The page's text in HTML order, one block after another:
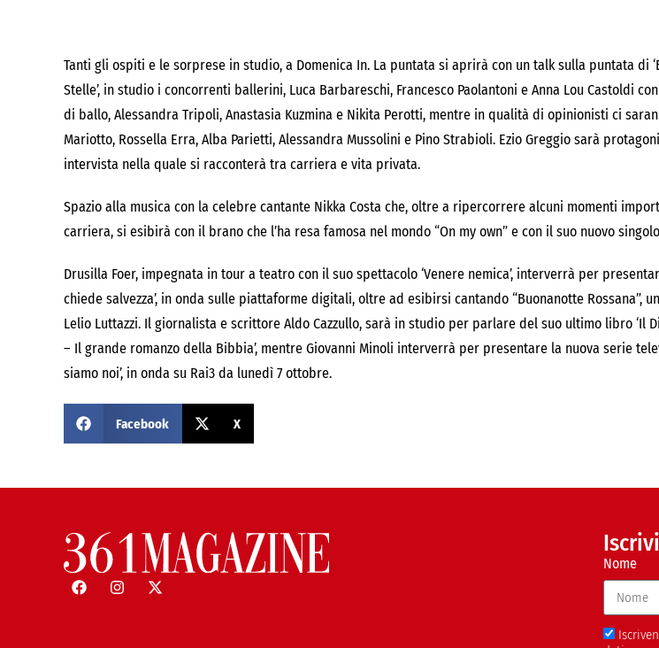
Tanti gli ospiti e le sorprese in studio, a Domenica In. La puntata si aprirà con un talk sulla puntata di
Stelle’, in studio i concorrenti ballerini, Luca Barbareschi, Francesco Paolantoni e Anna Lou Castoldi
di ballo, Alessandra Tripoli, Anastasia Kuzmina e Nikita Perotti, mentre in qualità di opinionisti ci
Mariotto, Rossella Erra, Alba Parietti, Alessandra Mussolini e Pino Strabioli. Ezio Greggio sarà
intervista nella quale si racconterà tra carriera e vita privata.
Spazio alla musica con la celebre cantante Nikka Costa che, oltre a ripercorrere alcuni momenti
carriera, si esibirà con il brano che l’ha resa famosa nel mondo “On my own” e con il suo nuovo singolo
Drusilla Foer, impegnata in tour a teatro con il suo spettacolo ‘Venere nemica’, interverrà per
chiede salvezza’, in onda sulle piattaforme digitali, oltre ad esibirsi cantando “Buonanotte Rossana”,
Lelio Luttazzi. Il giornalista e scrittore Aldo Cazzullo, sarà in studio per parlare del suo ultimo libro ‘Il
– Il grande romanzo della Bibbia’, mentre Giovanni Minoli interverrà per presentare la nuova serie
siamo noi’, in onda su Rai3 da lunedì 7 ottobre.
Facebook X
Nome